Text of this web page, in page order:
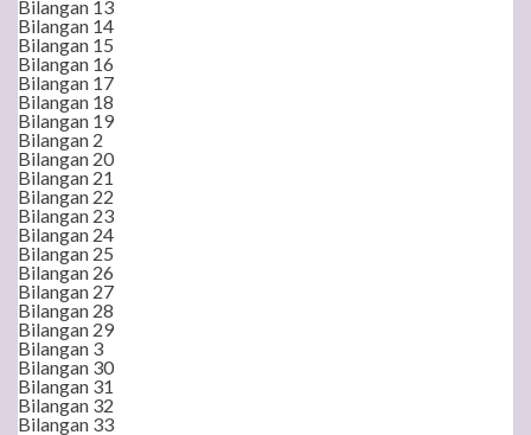
Bilangan 13
Bilangan 14
Bilangan 15
Bilangan 16
Bilangan 17
Bilangan 18
Bilangan 19
Bilangan 2
Bilangan 20
Bilangan 21
Bilangan 22
Bilangan 23
Bilangan 24
Bilangan 25
Bilangan 26
Bilangan 27
Bilangan 28
Bilangan 29
Bilangan 3
Bilangan 30
Bilangan 31
Bilangan 32
Bilangan 33